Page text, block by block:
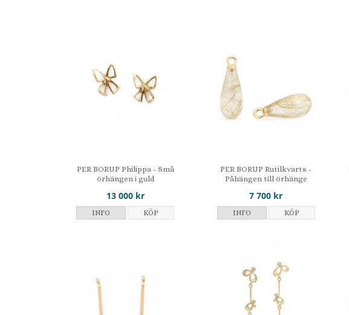
PER BORUP Philippa - Små
örhängen i guld
13 000 kr
INFO KÖP
PER BORUP Rutilkvarts -
Påhängen till örhänge
7 700 kr
INFO KÖP